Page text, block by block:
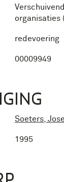
organisaties
redevoering
00009949
Soeters,
1995